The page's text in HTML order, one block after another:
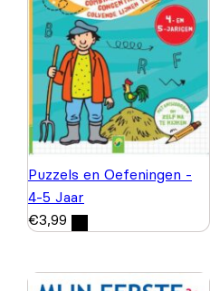
Puzzels en Oefeningen -
4-5 Jaar
€3,99